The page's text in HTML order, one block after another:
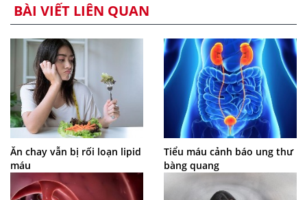
BÀI VIẾT LIÊN QUAN
Ăn chay vẫn bị rối loạn lipid
máu
Tiểu máu cảnh báo ung thư
bàng quang